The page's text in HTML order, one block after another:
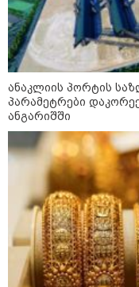
კატეგორიის
ანაკლიის პორტის
პარამეტრები
ანგარიშში